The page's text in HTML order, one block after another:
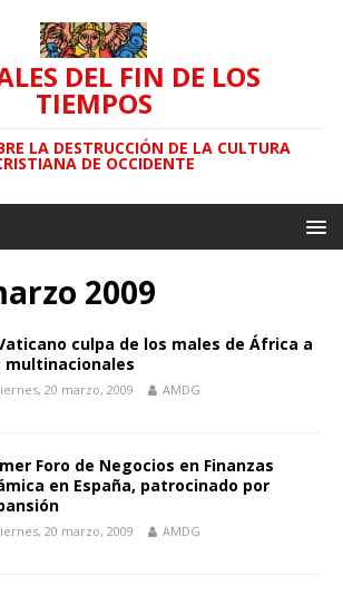
DEL FIN DE LOS
TIEMPOS
LA DESTRUCCIÓN DE LA CULTURA
DE OCCIDENTE
2009
culpa de los males de África a
multinacionales
20 marzo, 2009 AMDG
Foro de Negocios en Finanzas
en España, patrocinado por
20 marzo, 2009 AMDG